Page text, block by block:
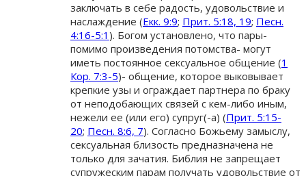
заключать в себе радость, удовольствие и
наслаждение (Екк. 9:9; Прит. 5:18, 19; Песн.
4:16-5:1 ). Богом установлено, что пары-
помимо произведения потомства- могут
иметь постоянное сексуальное общение (1
Кор. 7:3-5)- общение, которое выковывает
крепкие узы и ограждает партнера по браку
от неподобающих связей с кем-либо иным,
нежели ее (или его) супруг(-а) (Прит. 5:15-
20; Песн. 8:6, 7). Согласно Божьему замыслу,
сексуальная близость предназначена не
только для зачатия. Библия не запрещает
супружеским парам получать удовольствие от